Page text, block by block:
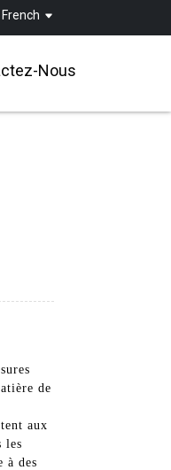
French
Nous
de
aux
les
à des